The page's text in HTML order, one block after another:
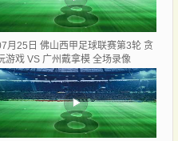
月25日 佛山西甲足球联赛第3轮 贪
游戏 VS 广州戴拿模 全场录像